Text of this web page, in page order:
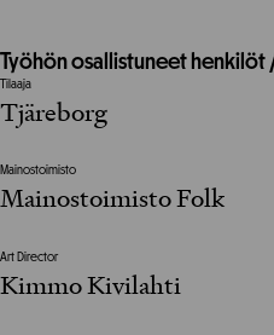
Työhön osallistuneet henkilöt
Tilaaja
Tjäreborg
Mainostoimisto
Mainostoimisto Folk
Art Director
Kimmo Kivilahti